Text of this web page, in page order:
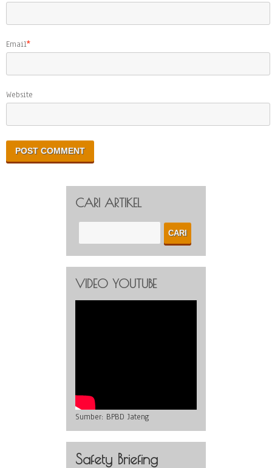
Email*
Website
CARI ARTIKEL
VIDEO YOUTUBE
Sumber: BPBD Jateng
Safety Briefing